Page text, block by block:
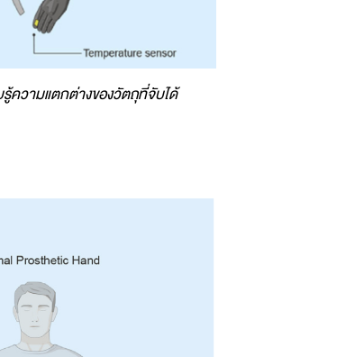
ความแตกต่างของวัตถุที่จับได้